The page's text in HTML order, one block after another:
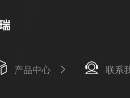
产品中心 联系